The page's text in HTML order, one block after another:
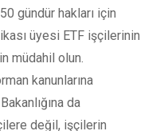
gündür hakları için
üyesi ETF işçilerinin
müdahil olun.
kanunlarına
da
değil, işçilerin